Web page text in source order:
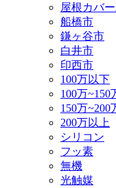
屋根カバ
船橋市
鎌ヶ谷市
白井市
印西市
100万以下
100万~150
150万~200
200万以上
シリコン
フッ素
無機
光触媒